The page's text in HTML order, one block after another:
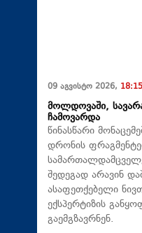
09 აგვისტო 2026, 18:15
მოლდოვაში,
ჩამოვარდა
წინასწარი
დრონის
შედეგად არავინ
ასაფეთქებელი
ექსპერტიზის
გაემგზავრნენ.